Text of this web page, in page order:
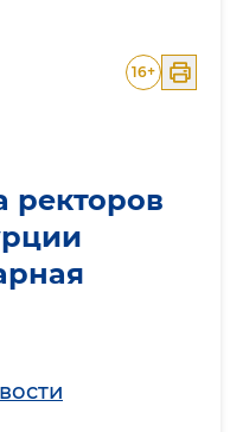
16+
ректоров